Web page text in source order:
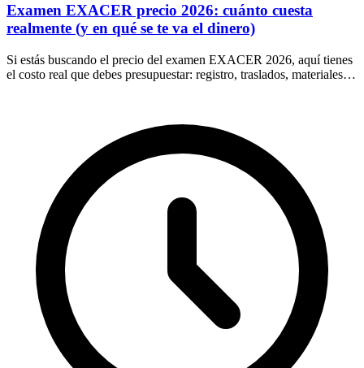
Examen EXACER precio 2026: cuánto cuesta
realmente (y en qué se te va el dinero)
Si estás buscando el precio del examen EXACER 2026, aquí tienes
el costo real que debes presupuestar: registro, traslados, materiales y